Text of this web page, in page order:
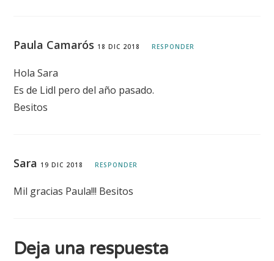
Paula Camarós 18 DIC 2018 RESPONDER
Hola Sara
Es de Lidl pero del año pasado.
Besitos
Sara 19 DIC 2018 RESPONDER
Mil gracias Paula!!! Besitos
Deja una respuesta